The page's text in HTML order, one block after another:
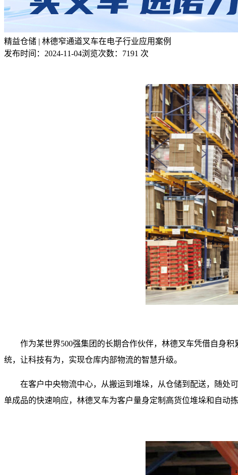
精益仓储 | 林德窄通道叉车在电子行业应用案例
发布时间： 2024-11-04浏览次数： 7191 次
作为某世界500强集团的长期合作伙伴，林德叉车凭借自身
统，让科技有为，实现仓库内部物流的智慧升级。
在客户中央物流中心，从搬运到堆垛，从仓储到配送，随处
单成品的快速响应，林德叉车为客户量身定制高货位堆垛和自动